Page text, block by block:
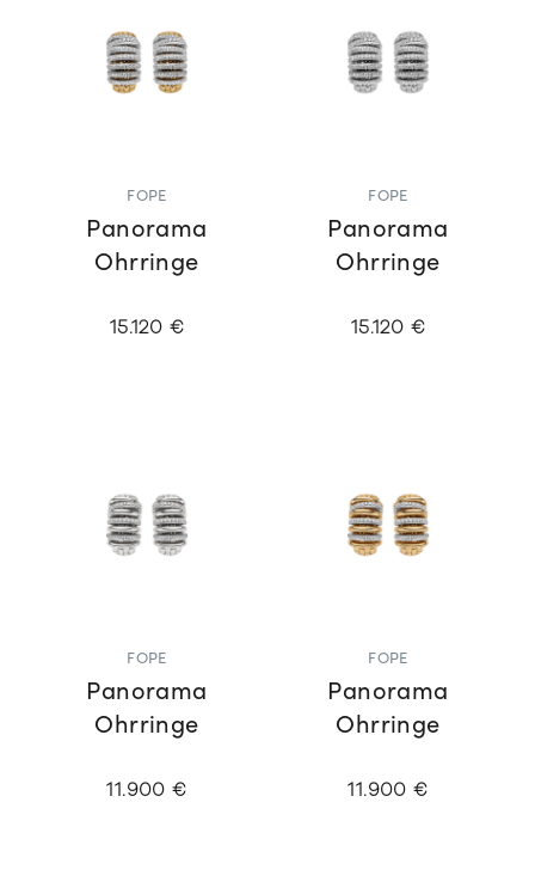
FOPE
Panorama
Ohrringe
15.120 €
FOPE
Panorama
Ohrringe
15.120 €
FOPE
Panorama
Ohrringe
11.900 €
FOPE
Panorama
Ohrringe
11.900 €